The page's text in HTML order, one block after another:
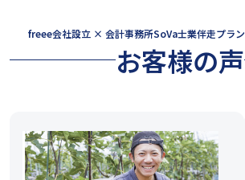
freee会社設立 × 会計事務所SoVa士業伴走プラ
お客様の声